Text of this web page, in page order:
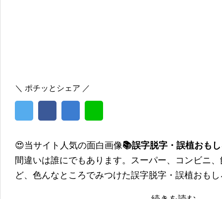
＼ ポチッとシェア ／
😍当サイト人気の面白画像📚誤字脱字・誤植おも
間違いは誰にでもあります。スーパー、コンビニ
ど、色んなところでみつけた誤字脱字・誤植おも